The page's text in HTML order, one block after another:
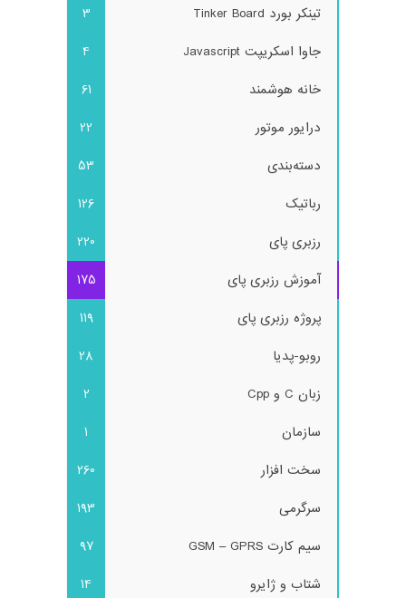
تینکر بورد Tinker Board
3
جاوا اسکریپت Javascript
4
خانه هوشمند
61
درایور موتور
22
دسته‌بندی
53
رباتیک
126
رزبری پای
220
آموزش رزبری پای
175
پروژه رزبری پای
119
روبو-پدیا
28
زبان C و Cpp
2
سازمان
1
سخت افزار
260
سرگرمی
193
سیم کارت GSM – GPRS
97
شتاب و ژایرو
14